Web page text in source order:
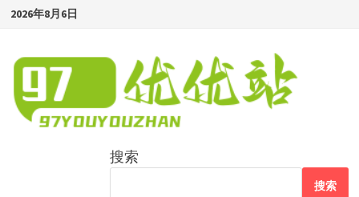
Skip
content
2026年8月6日
搜索
搜索